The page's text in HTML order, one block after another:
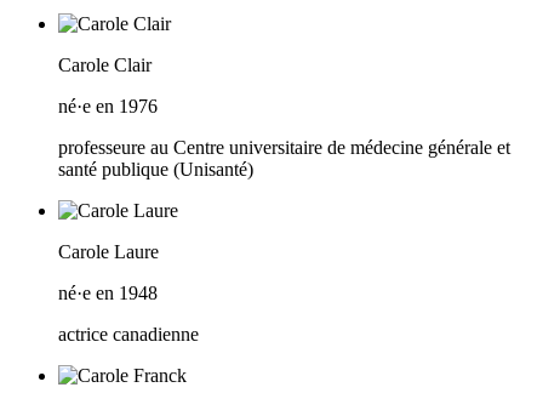
Carole Clair
né·e en 1976
professeure au Centre universitaire de médecine générale et
santé publique (Unisanté)
Carole Laure
né·e en 1948
actrice canadienne